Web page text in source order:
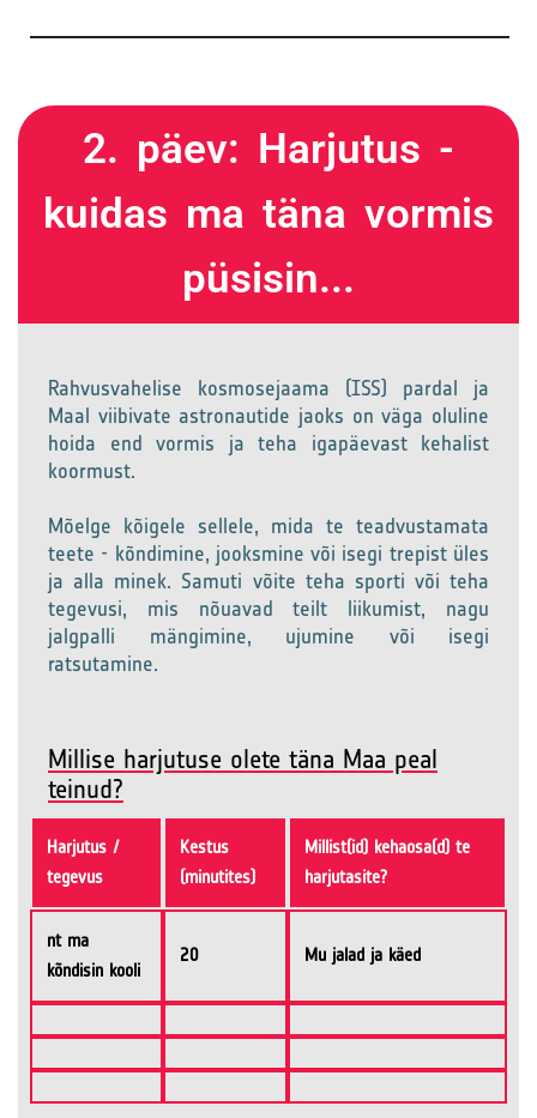
2. päev: Harjutus -
kuidas ma täna vormis
püsisin...
Rahvusvahelise kosmosejaama (ISS) pardal ja
Maal viibivate astronautide jaoks on väga oluline
hoida end vormis ja teha igapäevast kehalist
koormust.
Mõelge kõigele sellele, mida te teadvustamata
teete - kõndimine, jooksmine või isegi trepist üles
ja alla minek. Samuti võite teha sporti või teha
tegevusi, mis nõuavad teilt liikumist, nagu
jalgpalli mängimine, ujumine või isegi
ratsutamine.
Millise harjutuse olete täna Maa peal
teinud?
Harjutus /
tegevus
Kestus
(minutites)
Millist(id) kehaosa(d) te
harjutasite?
nt ma
kõndisin kooli
20 Mu jalad ja käed